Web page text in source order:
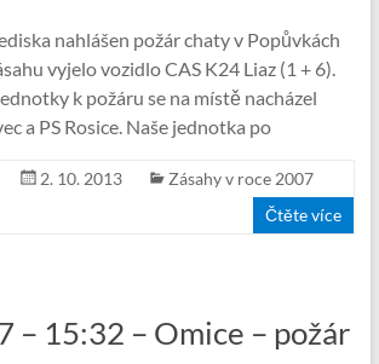
nahlášen požár chaty v Popůvkách
vyjelo vozidlo CAS K24 Liaz (1 + 6).
k požáru se na místě nacházel
a PS Rosice. Naše jednotka po
2. 10. 2013
Zásahy v roce 2007
Čtěte více
– 15:32 – Omice – požár